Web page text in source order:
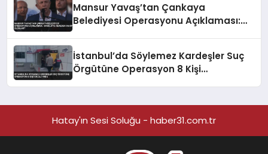
Mansur Yavaş’tan Çankaya
Belediyesi Operasyonu Açıklaması:
İstanbul’da Söylemez Kardeşler Suç
Örgütüne Operasyon 8 Kişi
Hatay'ın Sesi Soluğu - haber31.com.tr